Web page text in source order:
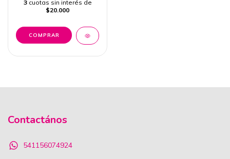
3 cuotas sin interés de
$20.000
Contactános
541156074924